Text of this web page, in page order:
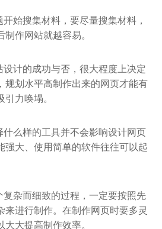
始搜集材料，要尽量搜集材料，
作网站就越容易。
计的成功与否，很大程度上决定
规划水平高制作出来的网页才能有
力唤塌。
么样的工具并不会影响设计网页
强大、使用简单的软件往往可以起
复杂而细致的过程，一定要按照先
来进行制作。在制作网页时要多灵
大提高制作效率。